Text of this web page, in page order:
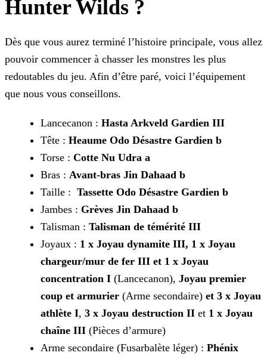
Hunter Wilds ?
Dès que vous aurez terminé l’histoire principale, vous allez
pouvoir commencer à chasser les monstres les plus
redoutables du jeu. Afin d’être paré, voici l’équipement
que nous vous conseillons.
Lancecanon : Hasta Arkveld Gardien III
Tête : Heaume Odo Désastre Gardien b
Torse : Cotte Nu Udra a
Bras : Avant-bras Jin Dahaad b
Taille : Tassette Odo Désastre Gardien b
Jambes : Grèves Jin Dahaad b
Talisman : Talisman de témérité III
Joyaux : 1 x Joyau dynamite III, 1 x Joyau
chargeur/mur de fer III et 1 x Joyau
concentration I (Lancecanon), Joyau premier
coup et armurier (Arme secondaire) et 3 x Joyau
athlète I, 3 x Joyau destruction II et 1 x Joyau
chaîne III (Pièces d’armure)
Arme secondaire (Fusarbalète léger) : Phénix